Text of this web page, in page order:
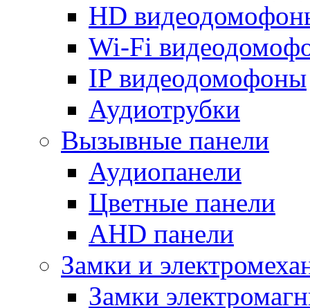
HD
Wi-Fi
IP видеодомофоны
Аудиотрубки
Вызывные панели
Аудиопанели
Цветные панели
AHD панели
Замки и
Замки